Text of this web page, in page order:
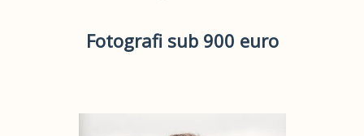
Fotografi sub 900 euro